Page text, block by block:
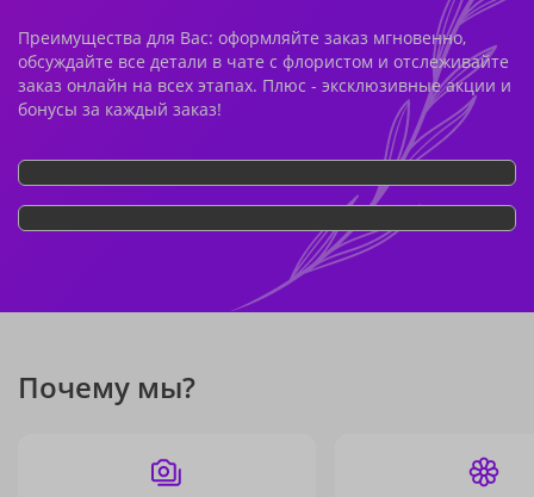
Преимущества для Вас: оформляйте заказ мгновенно,
обсуждайте все детали в чате с флористом и отслеживайте
заказ онлайн на всех этапах. Плюс - эксклюзивные акции и
бонусы за каждый заказ!
Почему мы?